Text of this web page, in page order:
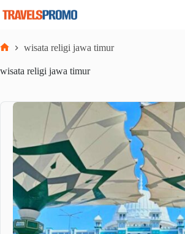
wisata religi jawa timur
wisata religi jawa timur